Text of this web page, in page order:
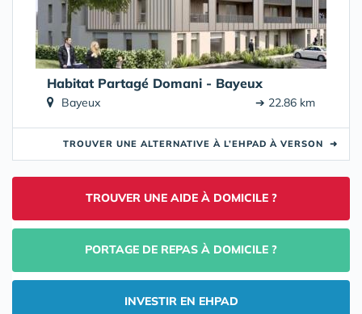
Habitat Partagé Domani - Bayeux
Bayeux ➔ 22.86 km
TROUVER UNE ALTERNATIVE À L’EHPAD À VERSON ➜
TROUVER UNE AIDE À DOMICILE ?
PORTAGE DE REPAS À DOMICILE ?
INVESTIR EN EHPAD